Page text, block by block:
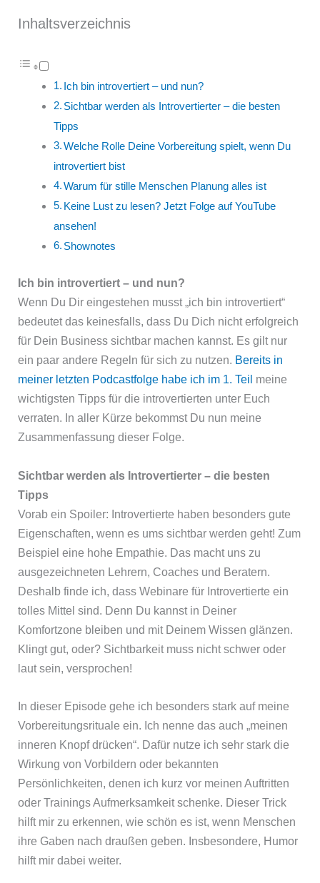
Inhaltsverzeichnis
Ich bin introvertiert – und nun?
Sichtbar werden als Introvertierter – die besten
Tipps
Welche Rolle Deine Vorbereitung spielt, wenn Du
introvertiert bist
Warum für stille Menschen Planung alles ist
Keine Lust zu lesen? Jetzt Folge auf YouTube
ansehen!
Shownotes
Ich bin introvertiert – und nun?
Wenn Du Dir eingestehen musst „ich bin introvertiert“
bedeutet das keinesfalls, dass Du Dich nicht erfolgreich
für Dein Business sichtbar machen kannst. Es gilt nur
ein paar andere Regeln für sich zu nutzen. Bereits in
meiner letzten Podcastfolge habe ich im 1. Teil meine
wichtigsten Tipps für die introvertierten unter Euch
verraten. In aller Kürze bekommst Du nun meine
Zusammenfassung dieser Folge.
Sichtbar werden als Introvertierter – die besten
Tipps
Vorab ein Spoiler: Introvertierte haben besonders gute
Eigenschaften, wenn es ums sichtbar werden geht! Zum
Beispiel eine hohe Empathie. Das macht uns zu
ausgezeichneten Lehrern, Coaches und Beratern.
Deshalb finde ich, dass Webinare für Introvertierte ein
tolles Mittel sind. Denn Du kannst in Deiner
Komfortzone bleiben und mit Deinem Wissen glänzen.
Klingt gut, oder? Sichtbarkeit muss nicht schwer oder
laut sein, versprochen!
In dieser Episode gehe ich besonders stark auf meine
Vorbereitungsrituale ein. Ich nenne das auch „meinen
inneren Knopf drücken“. Dafür nutze ich sehr stark die
Wirkung von Vorbildern oder bekannten
Persönlichkeiten, denen ich kurz vor meinen Auftritten
oder Trainings Aufmerksamkeit schenke. Dieser Trick
hilft mir zu erkennen, wie schön es ist, wenn Menschen
ihre Gaben nach draußen geben. Insbesondere, Humor
hilft mir dabei weiter.